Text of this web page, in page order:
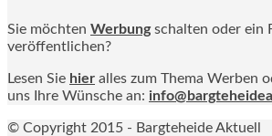
Sie möchten Werbung schalten oder ein
veröffentlichen?
Lesen Sie hier alles zum Thema Werben
uns Ihre Wünsche an:
© Copyright 2015 - Bargteheide Aktuell